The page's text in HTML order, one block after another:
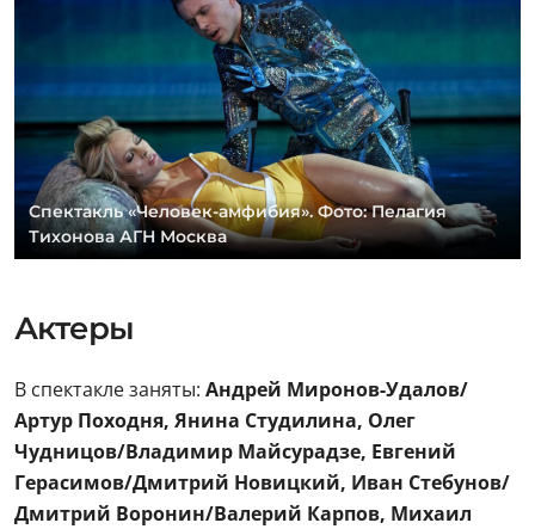
Спектакль «Человек-амфибия». Фото: Пелагия
Тихонова АГН Москва
Актеры
В спектакле заняты: Андрей Миронов-Удалов/
Артур Походня, Янина Студилина, Олег
Чудницов/Владимир Майсурадзе, Евгений
Герасимов/Дмитрий Новицкий, Иван Стебунов/
Дмитрий Воронин/Валерий Карпов, Михаил